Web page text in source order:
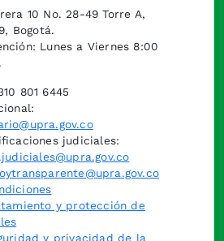
10 No. 28-49 Torre A,
Bogotá.
Lunes a Viernes 8:00
801 6445
judiciales:
y protección de
y privacidad de la